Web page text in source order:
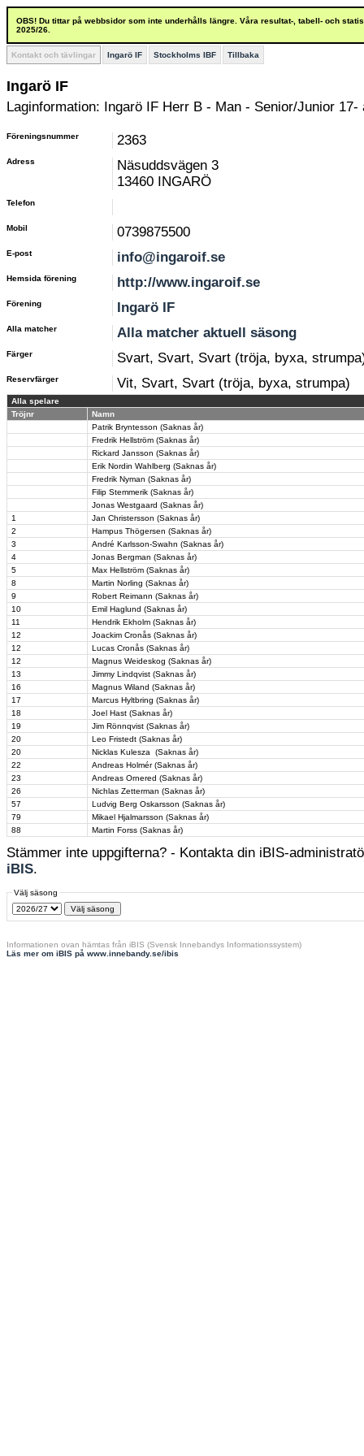
OBS! Du tittar på webbsidor som inte underhålls längre. Våra resultat-, tabell- och
2025/26.
Kontakt och tävlingar Ingarö IF Stockholms IBF Tillbaka
Ingarö IF
Laginformation: Ingarö IF Herr B - Man - Senior/Junior 17-
Föreningsnummer 2363
Adress
Näsuddsvägen 3
13460 INGARÖ
Telefon
Mobil 0739875500
E-post info@ingaroif.se
Hemsida förening http://www.ingaroif.se
Förening Ingarö IF
Alla matcher Alla matcher aktuell säsong
Färger Svart, Svart, Svart (tröja, byxa,
Reservfärger Vit, Svart, Svart (tröja, byxa, strumpa)
Alla spelare
Tröjnr
Namn
Patrik Bryntesson (Saknas år)
Fredrik Hellström (Saknas år)
Rickard Jansson (Saknas år)
Erik Nordin Wahlberg (Saknas år)
Fredrik Nyman (Saknas år)
Filip Stemmerik (Saknas år)
Jonas Westgaard (Saknas år)
1
Jan Christersson (Saknas år)
2
Hampus Thögersen (Saknas år)
3
André Karlsson-Swahn (Saknas år)
4
Jonas Bergman (Saknas år)
5
Max Hellström (Saknas år)
8
Martin Norling (Saknas år)
9
Robert Reimann (Saknas år)
10
Emil Haglund (Saknas år)
11
Hendrik Ekholm (Saknas år)
12
Joackim Cronås (Saknas år)
12
Lucas Cronås (Saknas år)
12
Magnus Weideskog (Saknas år)
13
Jimmy Lindqvist (Saknas år)
16
Magnus Wiland (Saknas år)
17
Marcus Hyltbring (Saknas år)
18
Joel Hast (Saknas år)
19
Jim Rönnqvist (Saknas år)
20
Leo Fristedt (Saknas år)
20
Nicklas Kulesza (Saknas år)
22
Andreas Holmér (Saknas år)
23
Andreas Ornered (Saknas år)
26
Nichlas Zetterman (Saknas år)
57
Ludvig Berg Oskarsson (Saknas år)
79
Mikael Hjalmarsson (Saknas år)
88
Martin Forss (Saknas år)
Stämmer inte uppgifterna? - Kontakta din iBIS-
iBIS.
Välj säsong
Informationen ovan hämtas från iBIS (Svensk Innebandys Informationssystem)
Läs mer om iBIS på www.innebandy.se/ibis